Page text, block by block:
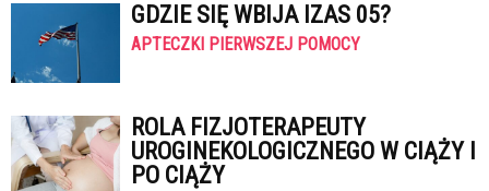
GDZIE SIĘ WBIJA IZAS 05?
APTECZKI PIERWSZEJ POMOCY
ROLA FIZJOTERAPEUTY
UROGINEKOLOGICZNEGO W CIĄŻY I
PO CIĄŻY